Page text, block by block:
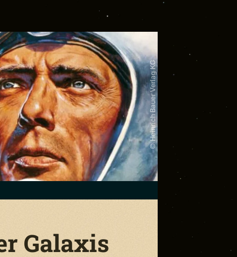
© Heinrich Bauer Verlag KG
Galaxis